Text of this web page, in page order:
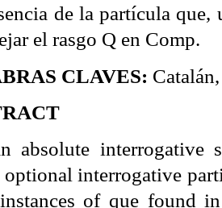
de la partícula que,
el rasgo Q en Comp.
CLAVES:
absolute interrogative
optional interrogative
of que found